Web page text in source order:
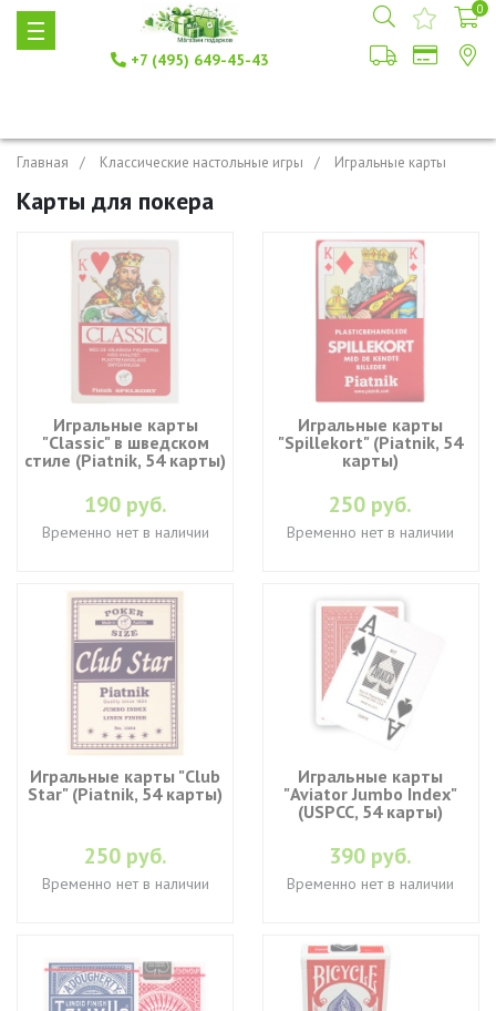
+7 (495) 649-45-43
0
Главная Классические настольные игры Игральные карты
Карты для покера
Игральные карты
"Classic" в шведском
стиле (Piatnik, 54 карты)
190 руб.
Временно нет в наличии
Игральные карты
"Spillekort" (Piatnik, 54
карты)
250 руб.
Временно нет в наличии
Игральные карты "Club
Star" (Piatnik, 54 карты)
250 руб.
Временно нет в наличии
Игральные карты
"Aviator Jumbo Index"
(USPCC, 54 карты)
390 руб.
Временно нет в наличии